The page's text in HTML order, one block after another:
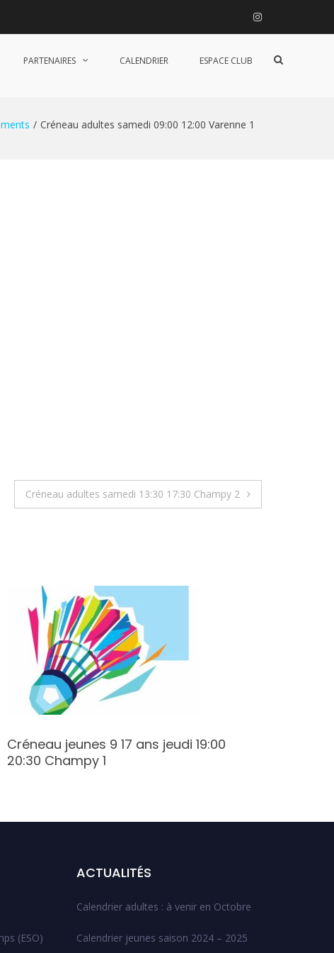
Instagram
PARTENAIRES CALENDRIER ESPACE CLUB
Afficher
Créneau adultes samedi 09:00 12:00 Varenne 1
Créneau adultes samedi 13:30 17:30 Champy 2
Créneau jeunes 9 17 ans jeudi 19:00
20:30 Champy 1
(ESO)
ACTUALITÉS
Calendrier adultes : à venir en Octobre
Calendrier jeunes saison 2024 – 2025